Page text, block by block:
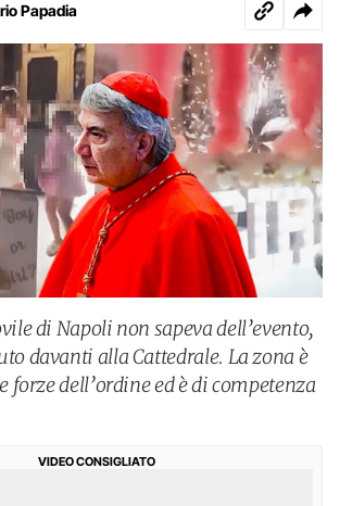
Papadia
di Napoli non sapeva dell’evento,
davanti alla Cattedrale. La zona è
forze dell’ordine ed è di competenza
VIDEO CONSIGLIATO